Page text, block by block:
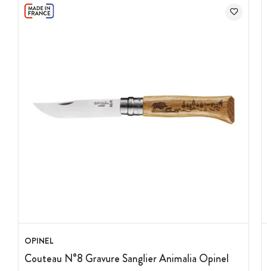
OPINEL
Couteau N°8 Gravure Sanglier Animalia Opinel